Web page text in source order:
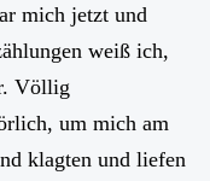
mich jetzt und
weiß ich,
Völlig
um mich am
klagten und liefen